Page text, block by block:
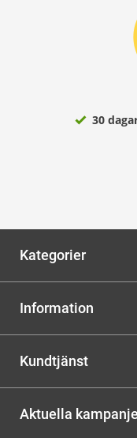
30
Kategorier
Information
Kundtjänst
Aktuella